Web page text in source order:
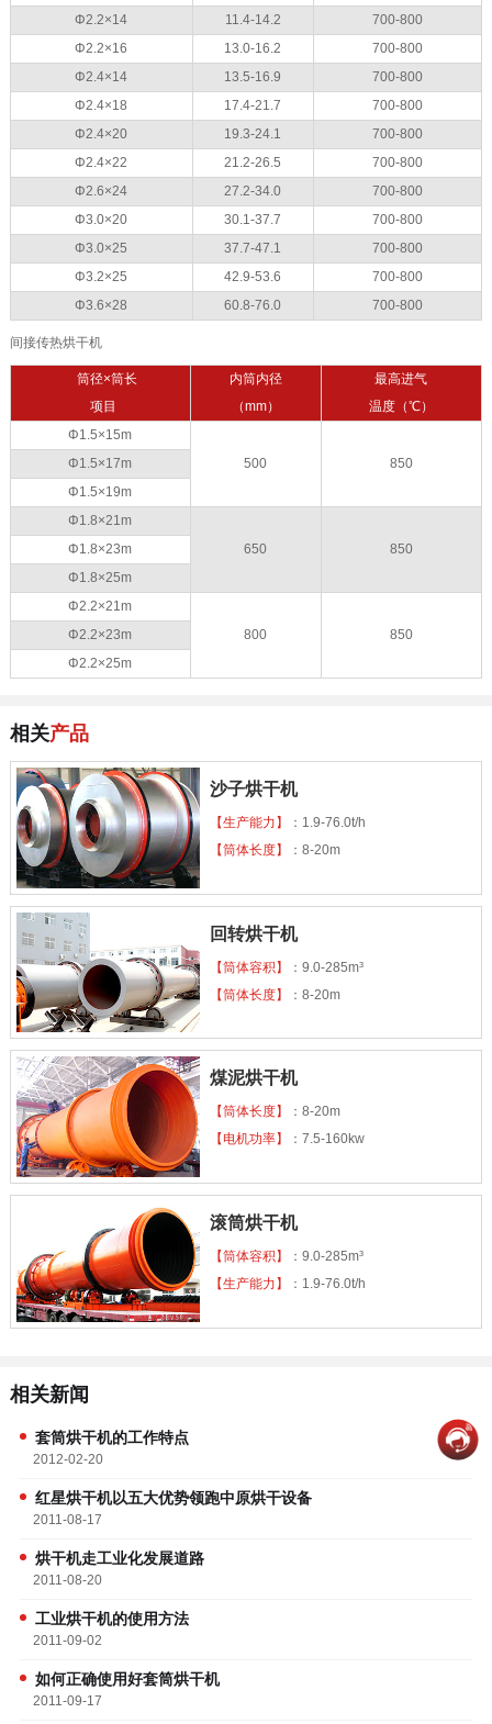
Φ2.2×14
11.4-14.2
700-800
Φ2.2×16
13.0-16.2
700-800
Φ2.4×14
13.5-16.9
700-800
Φ2.4×18
17.4-21.7
700-800
Φ2.4×20
19.3-24.1
700-800
Φ2.4×22
21.2-26.5
700-800
Φ2.6×24
27.2-34.0
700-800
Φ3.0×20
30.1-37.7
700-800
Φ3.0×25
37.7-47.1
700-800
Φ3.2×25
42.9-53.6
700-800
Φ3.6×28
60.8-76.0 700-800
间接传热烘干机
筒径×筒长
项目
内筒内径
（mm）
最高进气
温度（℃）
Φ1.5×15m
500
850
Φ1.5×17m
Φ1.5×19m
Φ1.8×21m
650
850
Φ1.8×23m
Φ1.8×25m
Φ2.2×21m
800
850
Φ2.2×23m
Φ2.2×25m
相关产品
沙子烘干机
【生产能力】
：1.9-76.0t/h
【筒体长度】
：8-20m
回转烘干机
【筒体容积】
：9.0-285m³
【筒体长度】
：8-20m
煤泥烘干机
【筒体长度】
：8-20m
【电机功率】
：7.5-160kw
滚筒烘干机
【筒体容积】
：9.0-285m³
【生产能力】
：1.9-76.0t/h
相关新闻
套筒烘干机的工作特点
2012-02-20
红星烘干机以五大优势领跑中原烘干设备
2011-08-17
烘干机走工业化发展道路
2011-08-20
工业烘干机的使用方法
2011-09-02
如何正确使用好套筒烘干机
2011-09-17